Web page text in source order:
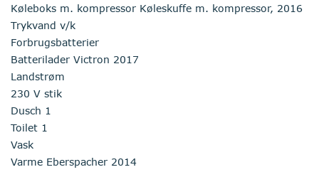
Køleboks m. kompressor Køleskuffe m. kompressor, 2016
Trykvand v/k
Forbrugsbatterier
Batterilader Victron 2017
Landstrøm
230 V stik
Dusch 1
Toilet 1
Vask
Varme Eberspacher 2014